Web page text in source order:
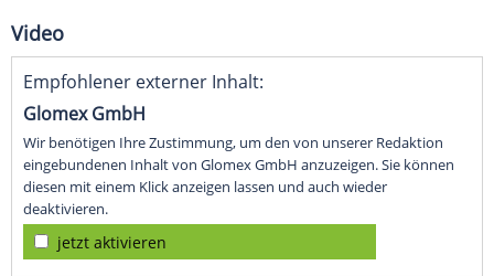
Video
Empfohlener externer Inhalt:
Glomex GmbH
Wir benötigen Ihre Zustimmung, um den von unserer Redaktion
eingebundenen Inhalt von Glomex GmbH anzuzeigen. Sie können
diesen mit einem Klick anzeigen lassen und auch wieder
deaktivieren.
jetzt aktivieren